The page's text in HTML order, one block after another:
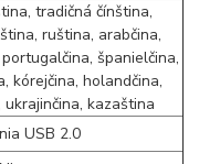
tradičná čínština,
ruština, arabčina,
španielčina,
kórejčina, holandčina,
kazaština
USB 2.0